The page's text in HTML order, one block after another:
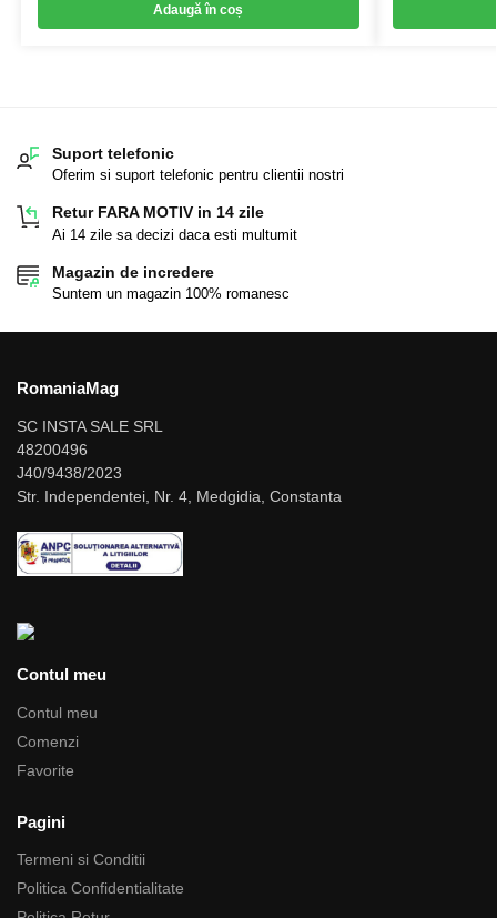
Adaugă în coș
Suport telefonic
Oferim si suport telefonic pentru clientii nostri
Retur FARA MOTIV in 14 zile
Ai 14 zile sa decizi daca esti multumit
Magazin de incredere
Suntem un magazin 100% romanesc
RomaniaMag
SC INSTA SALE SRL
48200496
J40/9438/2023
Str. Independentei, Nr. 4, Medgidia, Constanta
Contul meu
Contul meu
Comenzi
Favorite
Pagini
Termeni si Conditii
Politica Confidentialitate